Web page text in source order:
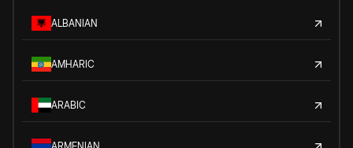
ALBANIAN
AMHARIC
ARABIC